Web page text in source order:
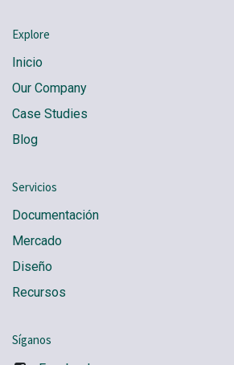
Explore
Inicio
Our Company
Case Studies
Blog
Servicios
Documentación
Mercado
Diseño
Recursos
Síganos